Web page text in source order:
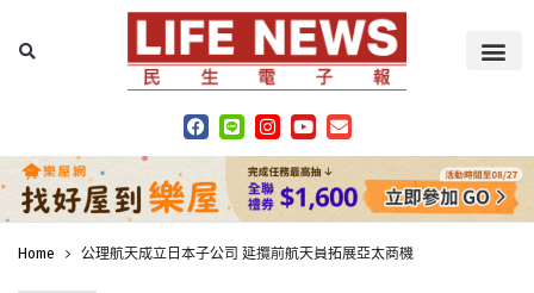
Home 公理航天成立日本子公司 延攬前航天員拓展亞太商機